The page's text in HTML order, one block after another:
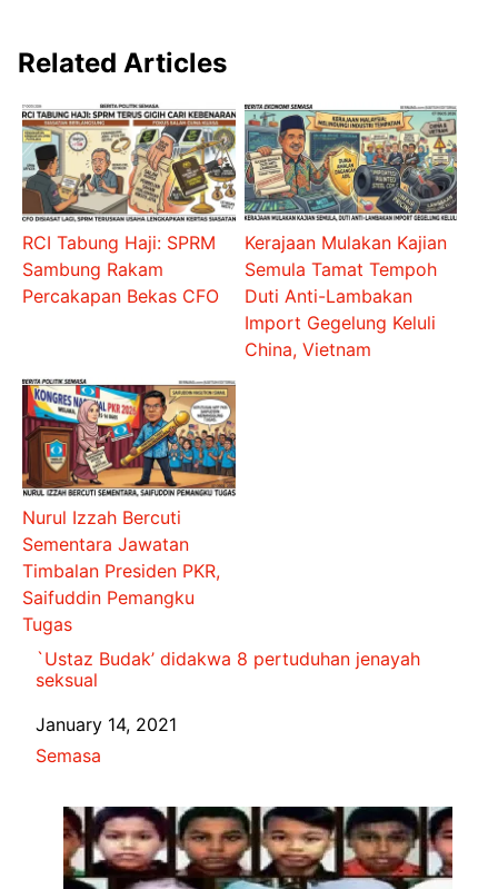
Related Articles
RCI Tabung Haji: SPRM
Sambung Rakam
Percakapan Bekas CFO
Kerajaan Mulakan Kajian
Semula Tamat Tempoh
Duti Anti-Lambakan
Import Gegelung Keluli
China, Vietnam
Nurul Izzah Bercuti
Sementara Jawatan
Timbalan Presiden PKR,
Saifuddin Pemangku
Tugas
`Ustaz Budak’ didakwa 8 pertuduhan jenayah
seksual
Date
January 14, 2021
In relation to
Semasa